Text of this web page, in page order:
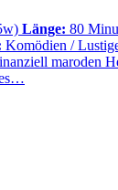
Länge: 80
Komödien /
maroden